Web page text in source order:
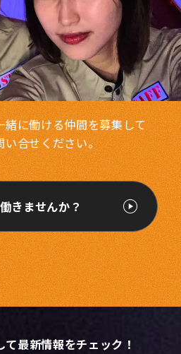
に働ける仲間を募集して
い合せください。
きませんか？
最新情報をチェック！